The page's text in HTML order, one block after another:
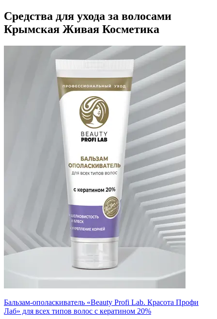
Средства для ухода за волосами
Крымская Живая Косметика
Бальзам-ополаскиватель «Beauty Profi Lab. Красота Профи
Лаб» для всех типов волос c кератином 20%